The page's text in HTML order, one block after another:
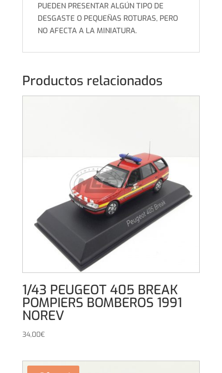
PUEDEN PRESENTAR ALGÚN TIPO DE
DESGASTE O PEQUEÑAS ROTURAS, PERO
NO AFECTA A LA MINIATURA.
Productos relacionados
1/43 PEUGEOT 405 BREAK
POMPIERS BOMBEROS 1991
NOREV
34,00€